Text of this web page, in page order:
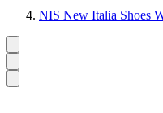
NIS New Italia Shoes